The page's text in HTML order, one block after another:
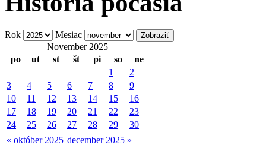
Rok
Mesiac
November 2025
po
ut st št pi so ne
« október 2025 december 2025 »
1
2
3
4 5 6 7 8
9
10
11 12 13 14 15
16
17
18 19 20 21 22
23
24
25 26 27 28 29 30